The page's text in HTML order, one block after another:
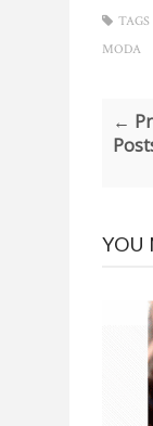
TAGS
MODA
←
YOU